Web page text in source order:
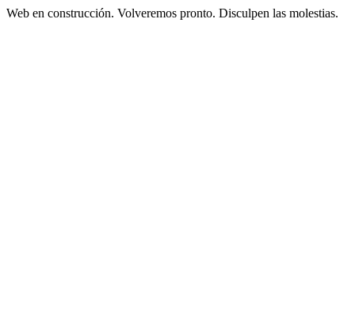
Web en construcción. Volveremos pronto. Disculpen las molestias.